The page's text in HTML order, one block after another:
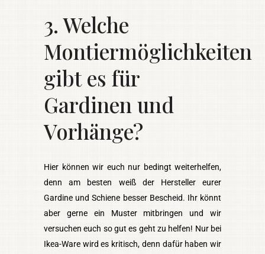
3. Welche
Montiermöglichkeiten
gibt es für
Gardinen und
Vorhänge?
Hier können wir euch nur bedingt weiterhelfen,
denn am besten weiß der Hersteller eurer
Gardine und Schiene besser Bescheid. Ihr könnt
aber gerne ein Muster mitbringen und wir
versuchen euch so gut es geht zu helfen! Nur bei
Ikea-Ware wird es kritisch, denn dafür haben wir